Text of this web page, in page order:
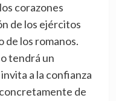
corazones
de los ejércitos
de los romanos.
tendrá un
a la confianza
de